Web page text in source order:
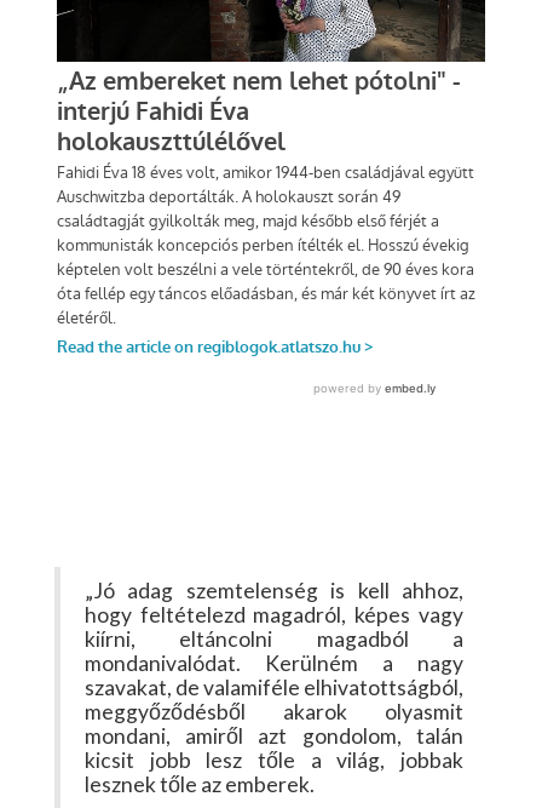
„Jó adag szemtelenség is kell ahhoz,
hogy feltételezd magadról, képes vagy
kiírni, eltáncolni magadból a
mondanivalódat. Kerülném a nagy
szavakat, de valamiféle elhivatottságból,
meggyőződésből akarok olyasmit
mondani, amiről azt gondolom, talán
kicsit jobb lesz tőle a világ, jobbak
lesznek tőle az emberek.